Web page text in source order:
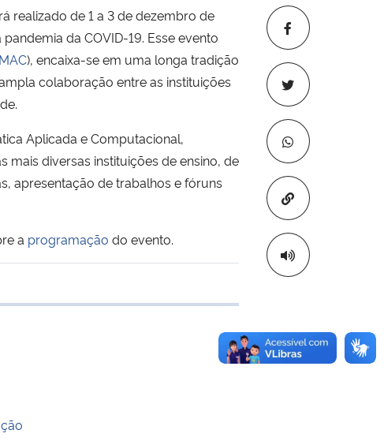
Copiar para
realizado de 1 a 3 de dezembro de
da COVID-19. Esse evento
), encaixa-se em uma longa tradição
colaboração entre as instituições
Aplicada e Computacional,
mais diversas instituições de ensino, de
apresentação de trabalhos e fóruns
a programação do evento.
de transferência